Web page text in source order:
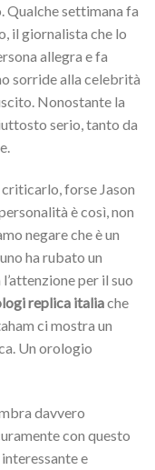
settimana fa
il giornalista che lo
allegra e fa
sorride alla celebrità
Nonostante la
serio, tanto da
forse Jason
è così, non
negare che è un
ha rubato un
per il suo
replica italiache
ci mostra un
Un orologio
davvero
con questo
e